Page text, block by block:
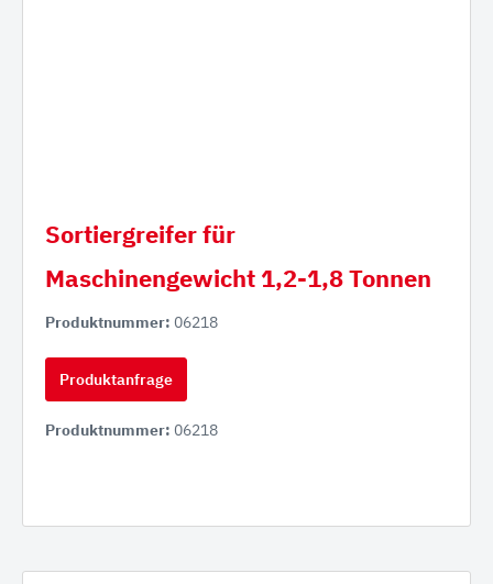
Sortiergreifer für
Maschinengewicht 1,2-1,8 Tonnen
Produktnummer: 06218
Produktanfrage
Produktnummer: 06218